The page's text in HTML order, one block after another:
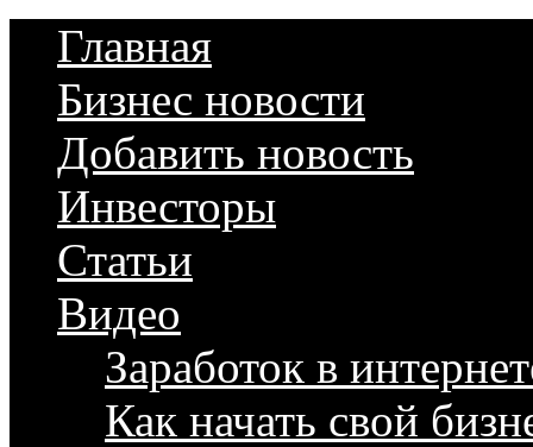
Главная
Бизнес новости
Добавить новость
Инвесторы
Статьи
Видео
Заработок в
Как начать свой